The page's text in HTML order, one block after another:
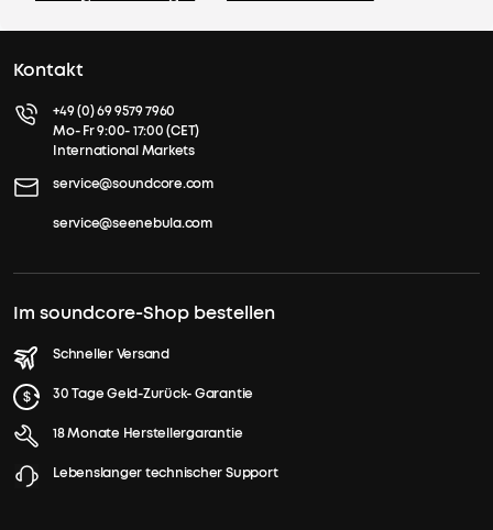
Kontakt
+49 (0) 69 9579 7960
Mo- Fr 9:00- 17:00 (CET)
International Markets
service@soundcore.com
service@seenebula.com
Im soundcore-Shop bestellen
Schneller Versand
30 Tage Geld-Zurück- Garantie
18 Monate Herstellergarantie
Lebenslanger technischer Support